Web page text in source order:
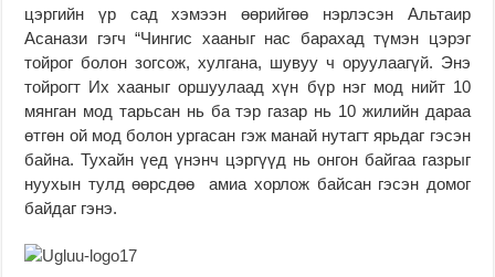
цэргийн үр сад хэмээн өөрийгөө нэрлэсэн Альтаир
Асанази гэгч “Чингис хааныг нас барахад түмэн цэрэг
тойрог болон зогсож, хулгана, шувуу ч оруулаагүй. Энэ
тойрогт Их хааныг оршуулаад хүн бүр нэг мод нийт 10
мянган мод тарьсан нь ба тэр газар нь 10 жилийн дараа
өтгөн ой мод болон ургасан гэж манай нутагт ярьдаг гэсэн
байна. Тухайн үед үнэнч цэргүүд нь онгон байгаа газрыг
нуухын тулд өөрсдөө амиа хорлож байсан гэсэн домог
байдаг гэнэ.